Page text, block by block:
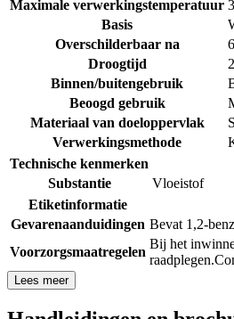
Maximale verwerkingstemperatuur
Basis
Overschilderbaar na
Droogtijd
Binnen/buitengebruik
Beoogd gebruik
Materiaal van doeloppervlak
Verwerkingsmethode
Technische kenmerken
Substantie
Vloeistof
Etiketinformatie
Gevarenaanduidingen Bevat 1,2-
Voorzorgsmaatregelen
Bij het
raadplegen.
Lees meer